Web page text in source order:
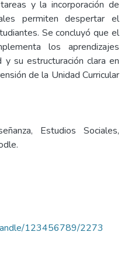
y la incorporación de
permiten despertar el
Se concluyó que el
los aprendizajes
y su estructuración clara en
de la Unidad Curricular
Estudios Sociales,
123456789/2273